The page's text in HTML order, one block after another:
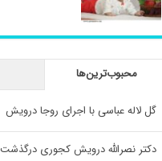
محبوب‌ترین‌ها
گل لاله عباسی با اجرای روجا درویش
دکتر نصرالله درویش کجوری درگذشت